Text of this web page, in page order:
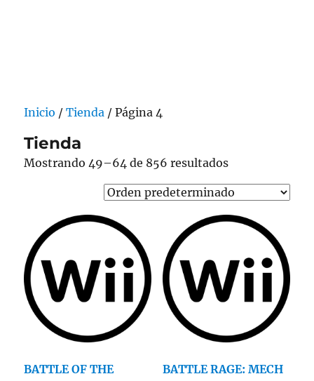
Inicio /Tienda / Página 4
Tienda
Mostrando 49–64 de 856 resultados
BATTLE OF THE
BATTLE RAGE: MECH